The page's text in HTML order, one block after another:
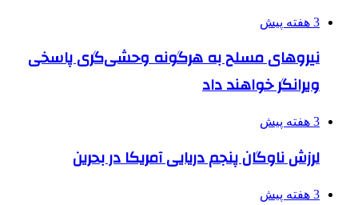
3 هفته پیش
نیروهای مسلح به هرگونه وحشی‌گری پاسخی
ویرانگر خواهند داد
3 هفته پیش
لرزش ناوگان پنجم دریایی آمریکا در بحرین
3 هفته پیش